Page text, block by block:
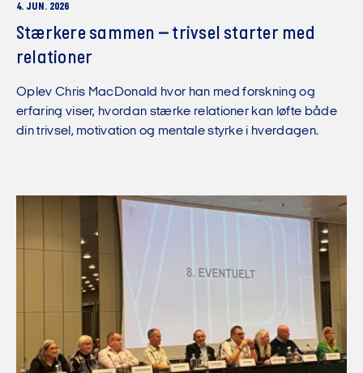
4. JUN. 2026
Stærkere sammen – trivsel starter med
relationer
Oplev Chris MacDonald hvor han med forskning og
erfaring viser, hvordan stærke relationer kan løfte både
din trivsel, motivation og mentale styrke i hverdagen.